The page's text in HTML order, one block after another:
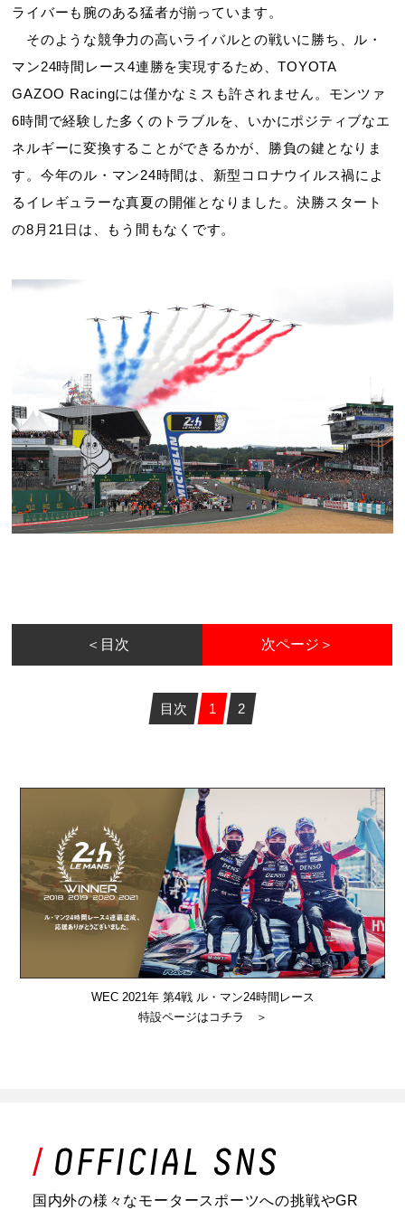
ライバーも腕のある猛者が揃っています。
そのような競争力の高いライバルとの戦いに勝ち、ル・
マン24時間レース4連勝を実現するため、TOYOTA
GAZOO Racingには僅かなミスも許されません。モンツァ
6時間で経験した多くのトラブルを、いかにポジティブなエ
ネルギーに変換することができるかが、勝負の鍵となりま
す。今年のル・マン24時間は、新型コロナウイルス禍によ
るイレギュラーな真夏の開催となりました。決勝スタート
の8月21日は、もう間もなくです。
＜目次 次ページ＞
目次 1 2
WEC 2021年 第4戦 ル・マン24時間レース
特設ページはコチラ ＞
国内外の様々なモータースポーツへの挑戦やGR